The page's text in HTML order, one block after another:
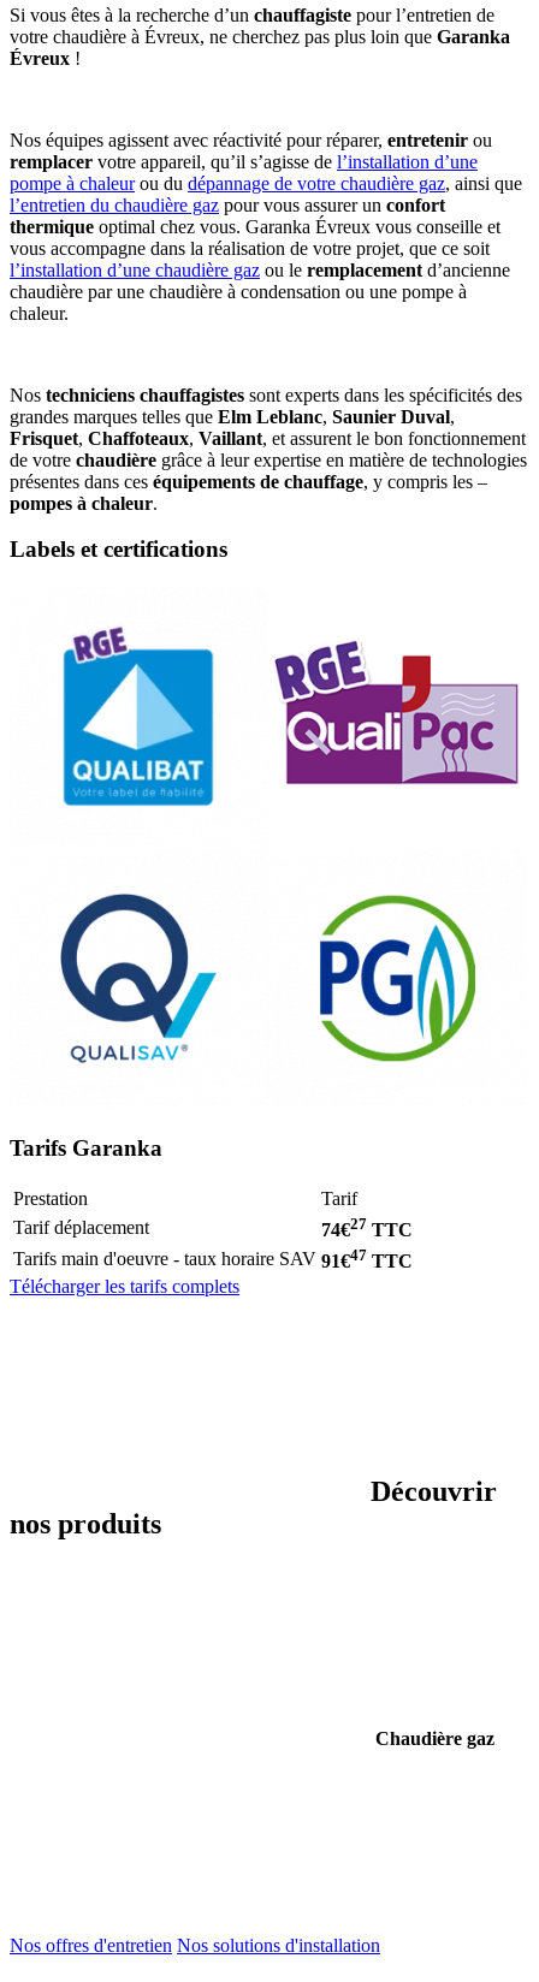
Si vous êtes à la recherche d’un chauffagiste pour l’entretien de
votre chaudière à Évreux, ne cherchez pas plus loin que Garanka
Évreux !
Nos équipes agissent avec réactivité pour réparer, entretenir ou
remplacer votre appareil, qu’il s’agisse de l’installation d’une
pompe à chaleurou du dépannage de votre chaudière gaz, ainsi que
l’entretien du chaudière gaz pour vous assurer un confort
thermique optimal chez vous. Garanka Évreux vous conseille et
vous accompagne dans la réalisation de votre projet, que ce soit
l’installation d’une chaudière gaz ou le remplacement d’ancienne
chaudière par une chaudière à condensation ou une pompe à
chaleur.
Nos techniciens chauffagistes sont experts dans les spécificités des
grandes marques telles que Elm Leblanc, Saunier Duval,
Frisquet, Chaffoteaux, Vaillant, et assurent le bon fonctionnement
de votre chaudière grâce à leur expertise en matière de technologies
présentes dans ces équipements de chauffage, y compris les –
pompes à chaleur.
Labels et certifications
Tarifs Garanka
Prestation
Tarif
Tarif déplacement
74€27 TTC
Tarifs main d'oeuvre - taux horaire SAV 91€47 TTC
Télécharger les tarifs complets
Découvrir
nos produits
Chaudière gaz
Nos offres d'entretien Nos solutions d'installation